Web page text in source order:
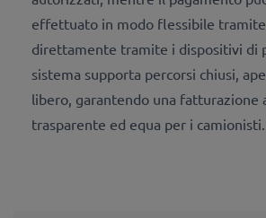
effettuato in modo flessibile
direttamente tramite i dispositivi di
sistema supporta percorsi chiusi,
libero, garantendo una fatturazione
trasparente ed equa per i camionisti.